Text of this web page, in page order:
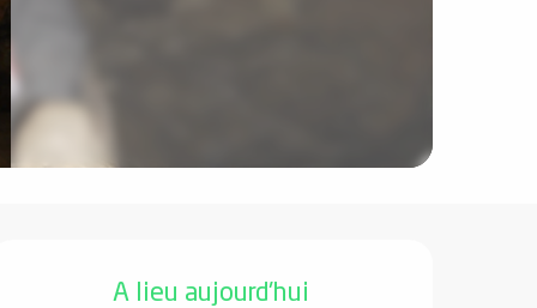
et coordonnées
A lieu aujourd'hui